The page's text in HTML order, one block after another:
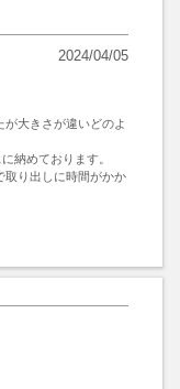
2024/04/05
大きさが違いどのよ
納めております。
取り出しに時間がかか